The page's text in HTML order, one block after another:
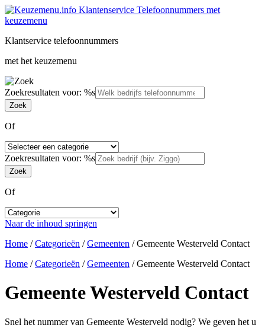
Klantservice telefoonnummers
met het keuzemenu
Zoekresultaten voor: %s
Of
Zoekresultaten voor: %s
Of
Naar de inhoud springen
Home /Categorieën /Gemeenten /Gemeente Westerveld Contact
Home /Categorieën /Gemeenten /Gemeente Westerveld Contact
Gemeente Westerveld Contact
Snel het nummer van Gemeente Westerveld nodig? We geven het u